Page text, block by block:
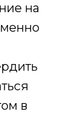
на
в